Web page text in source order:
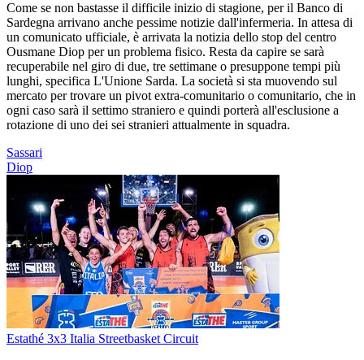
Come se non bastasse il difficile inizio di stagione, per il Banco di
Sardegna arrivano anche pessime notizie dall'infermeria. In attesa di
un comunicato ufficiale, è arrivata la notizia dello stop del centro
Ousmane Diop per un problema fisico. Resta da capire se sarà
recuperabile nel giro di due, tre settimane o presuppone tempi più
lunghi, specifica L'Unione Sarda. La società si sta muovendo sul
mercato per trovare un pivot extra-comunitario o comunitario, che in
ogni caso sarà il settimo straniero e quindi porterà all'esclusione a
rotazione di uno dei sei stranieri attualmente in squadra.
Sassari
Diop
Estathé 3x3 Italia Streetbasket Circuit